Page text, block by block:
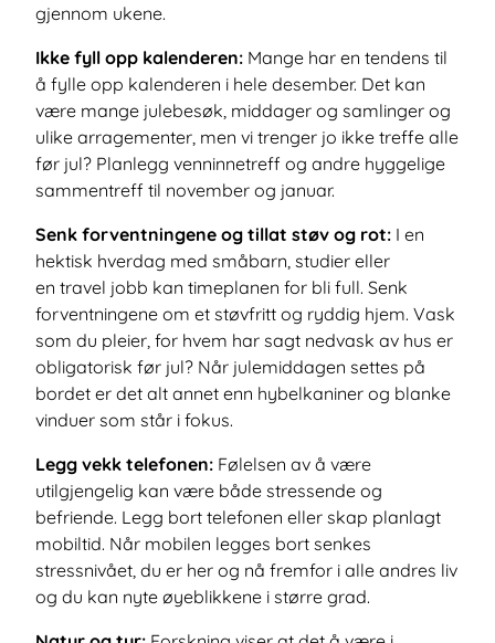
gjennom ukene.
Ikke fyll opp kalenderen: Mange har en tendens til
å fylle opp kalenderen i hele desember. Det kan
være mange julebesøk, middager og samlinger og
ulike arragementer, men vi trenger jo ikke treffe alle
før jul? Planlegg venninnetreff og andre hyggelige
sammentreff til november og januar.
Senk forventningene og tillat støv og rot: I en
hektisk hverdag med småbarn, studier eller
en travel jobb kan timeplanen for bli full. Senk
forventningene om et støvfritt og ryddig hjem. Vask
som du pleier, for hvem har sagt nedvask av hus er
obligatorisk før jul? Når julemiddagen settes på
bordet er det alt annet enn hybelkaniner og blanke
vinduer som står i fokus.
Legg vekk telefonen: Følelsen av å være
utilgjengelig kan være både stressende og
befriende. Legg bort telefonen eller skap planlagt
mobiltid. Når mobilen legges bort senkes
stressnivået, du er her og nå fremfor i alle andres liv
og du kan nyte øyeblikkene i større grad.